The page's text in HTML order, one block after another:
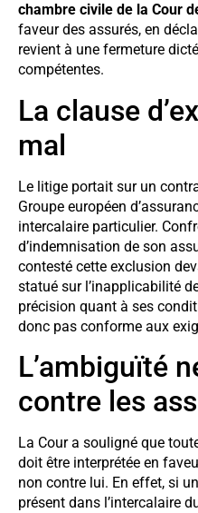
chambre civile de la Cour
faveur des assurés, en
revient à une fermeture
compétentes.
La clause
mal
Le litige portait sur un
Groupe européen
intercalaire particulier.
d’indemnisation de son
contesté cette exclusion
statué sur l’inapplicabilité
précision quant à ses
donc pas conforme aux
L’ambiguïté
contre les
La Cour a souligné que
doit être interprétée en
non contre lui. En effet, si
présent dans l’intercalaire